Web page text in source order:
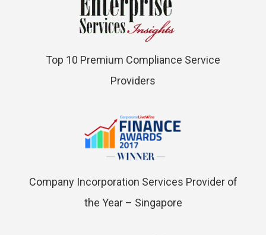
Top 10 Premium Compliance Service
Providers
Company Incorporation Services Provider of
the Year – Singapore